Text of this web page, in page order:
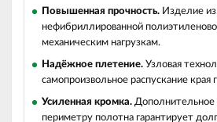
Повышенная прочность. Изделие
нефибриллированной
механическим нагрузкам.
Надёжное плетение. Узловая
самопроизвольное распускание края
Усиленная кромка. Дополнительное
периметру полотна гарантирует